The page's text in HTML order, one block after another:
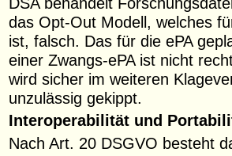
das Opt-Out Modell, welches
ist, falsch. Das für die ePA
einer Zwangs-ePA ist nicht
wird sicher im weiteren
unzulässig gekippt.
Interoperabilität und
Nach Art. 20 DSGVO besteht